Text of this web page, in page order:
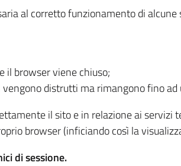
al corretto funzionamento di
il browser viene chiuso;
distrutti ma rimangono fino
il sito e in relazione ai
browser (inficiando così la
di sessione.